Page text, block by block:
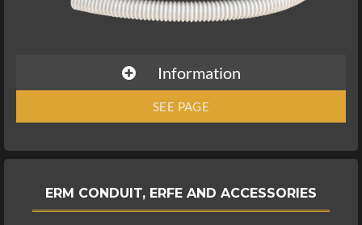
Information
SEE PAGE
ERM CONDUIT, ERFE AND ACCESSORIES